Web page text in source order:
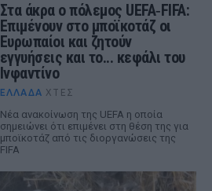
Στα άκρα ο πόλεμος UEFA‑FIFA:
Επιμένουν στο μποϊκοτάζ οι
Ευρωπαίοι και ζητούν
εγγυήσεις και το... κεφάλι του
Ινφαντίνο
ΕΛΛΆΔΑ ΧΤΕΣ
Νέα ανακοίνωση της UEFA η οποία
σημειώνει ότι επιμένει στη θέση της για
μποϊκοτάζ από τις διοργανώσεις της
FIFA